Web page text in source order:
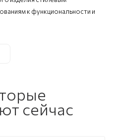
к функциональности и
сейчас